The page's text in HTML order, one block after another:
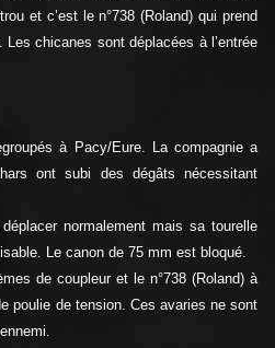
et c’est le n°738 (Roland) qui prend
Les chicanes sont déplacées à l’entrée
à Pacy/Eure. La compagnie a
ont subi des dégâts nécessitant
normalement mais sa tourelle
Le canon de 75 mm est bloqué.
de coupleur et le n°738 (Roland) à
poulie de tension. Ces avaries ne sont